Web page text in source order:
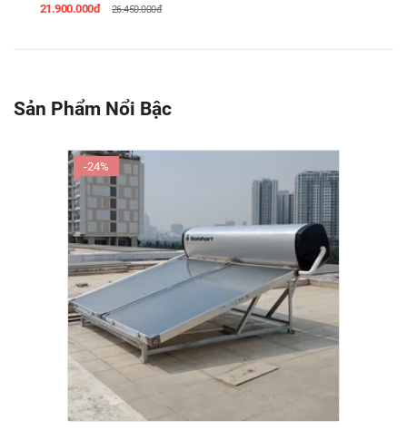
21.900.000đ
26.450.000đ
Sản Phẩm Nổi Bậc
-24%